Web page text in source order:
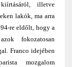
illetve
lakók, ma arra
re eldőlt, hogy a
fokozatosan
Franco idejében
mozgalom